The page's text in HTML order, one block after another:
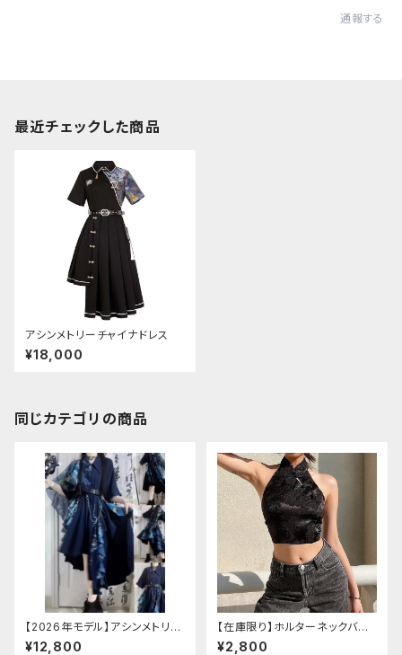
通報する
最近チェックした商品
アシンメトリーチャイナドレス
¥18,000
同じカテゴリの商品
【2026年モデル】アシンメトリー
チャイナ改良ドレス
¥12,800
【在庫限り】ホルターネックバッ
クリボンチャイナシャツ
¥2,800